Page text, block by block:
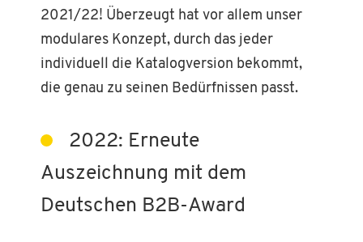
2021/22! Überzeugt hat vor allem unser
modulares Konzept, durch das jeder
individuell die Katalogversion bekommt,
die genau zu seinen Bedürfnissen passt.
2022: Erneute
Auszeichnung mit dem
Deutschen B2B-Award